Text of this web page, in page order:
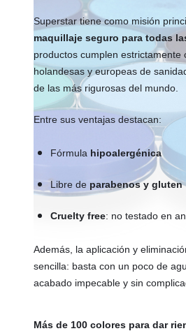
Superstar tiene como misión
maquillaje seguro para todas
productos cumplen estrictamente
holandesas y europeas de
de las más rigurosas del mundo.
Entre sus ventajas destacan:
Fórmula hipoalergénica
Libre de parabenos y gluten
Cruelty free: no testado en
Además, la aplicación y
sencilla: basta con un poco de
acabado impecable y sin
Más de 100 colores para dar